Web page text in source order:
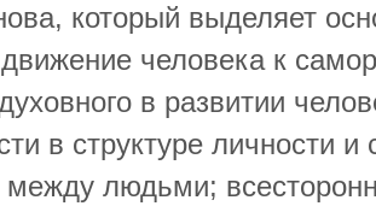
который выделяет
человека к
в развитии
в структуре личности
людьми;